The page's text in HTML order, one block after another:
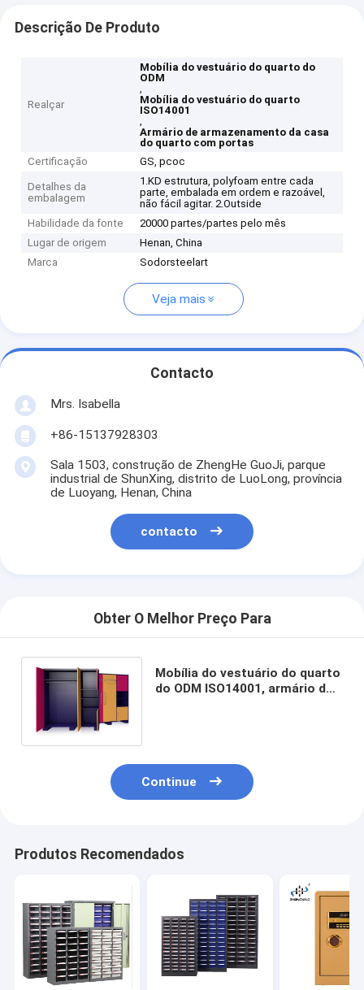
Descrição De Produto
Realçar
Mobília do vestuário do quarto do
ODM
,
Mobília do vestuário do quarto
ISO14001
,
Armário de armazenamento da casa
do quarto com portas
Certificação
GS, pcoc
Detalhes da
embalagem
1.KD estrutura, polyfoam entre cada
parte, embalada em ordem e razoável,
não fácil agitar. 2.Outside
Habilidade da fonte
20000 partes/partes pelo mês
Lugar de origem
Henan, China
Marca
Sodorsteelart
Veja mais
Contacto
Mrs. Isabella
+86-15137928303
Sala 1503, construção de ZhengHe GuoJi, parque
industrial de ShunXing, distrito de LuoLong, província
de Luoyang, Henan, China
contacto
Obter O Melhor Preço Para
Mobília do vestuário do quarto
do ODM ISO14001, armário de
Continue
Produtos Recomendados